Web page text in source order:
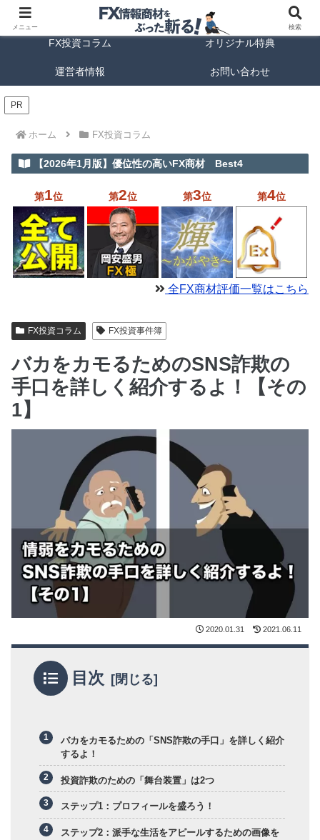
FX商材ランキング FX手法解説
FX投資コラム オリジナル特典
運営者情報 お問い合わせ
PR
ホーム FX投資コラム
【2026年1月版】優位性の高いFX商材 Best4
第1位 第2位 第3位 第4位
全FX商材評価一覧はこちら
FX投資コラム FX投資事件簿
バカをカモるためのSNS詐欺の
手口を詳しく紹介するよ！【その
1】
2020.01.31 2021.06.11
目次
バカをカモるための「SNS詐欺の手口」を詳しく紹介
するよ！
投資詐欺のための「舞台装置」は2つ
ステップ1：プロフィールを盛ろう！
ステップ2：派手な生活をアピールするための画像を
メニュー 検索